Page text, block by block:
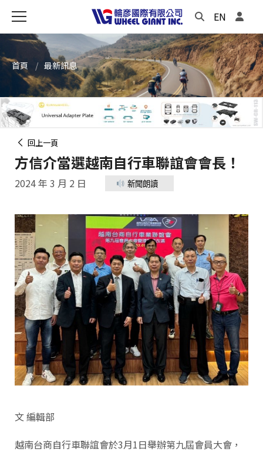
EN
首頁 最新訊息
回上一頁
方信介當選越南自行車聯誼會會長！
2024 年 3 月 2 日 新聞朗讀
文 編輯部
越南台商自行車聯誼會於3月1日舉辦第九屆會員大會，